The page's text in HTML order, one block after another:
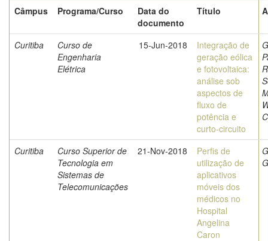
Câmpus
Programa/Curso
Data do
documento
Título
Curitiba
Curso de
Engenharia
Elétrica
15-Jun-2018
Integração de
geração eólica
e fotovoltaica:
análise sob
aspectos de
fluxo de
potência e
curto-circuito
Curitiba
Curso Superior de
Tecnologia em
Sistemas de
Telecomunicações
21-Nov-2018
Perfis de
utilização de
aplicativos
móveis dos
médicos no
Hospital
Angelina
Caron